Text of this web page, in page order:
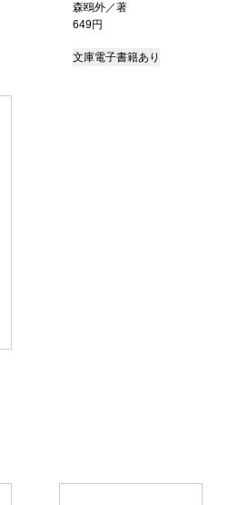
森鴎外／著
649円
文庫電子書籍あり